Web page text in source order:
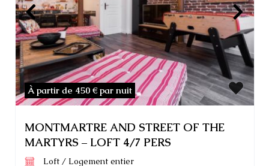
À partir de 450 € par nuit
MONTMARTRE AND STREET OF THE
MARTYRS – LOFT 4/7 PERS
Loft/ Logement entier